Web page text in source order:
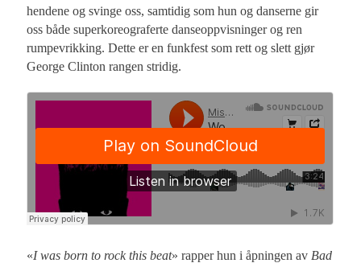
hendene og svinge oss, samtidig som hun og danserne gir
oss både superkoreograferte danseoppvisninger og ren
rumpevrikking. Dette er en funkfest som rett og slett gjør
George Clinton rangen stridig.
«I was born to rock this beat» rapper hun i åpningen av Bad